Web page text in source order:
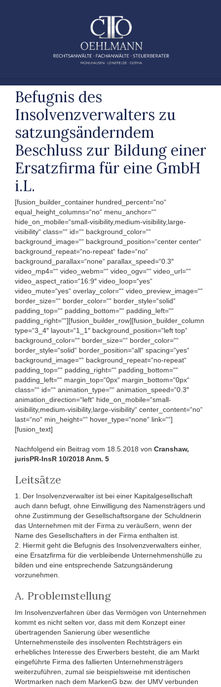
Befugnis des
Insolvenzverwalters zu
satzungsänderndem
Beschluss zur Bildung einer
Ersatzfirma für eine GmbH
i.L.
[fusion_builder_container hundred_percent=“no“
equal_height_columns=“no“ menu_anchor=““
hide_on_mobile=“small-visibility,medium-visibility,large-
visibility“ class=““ id=““ background_color=““
background_image=““ background_position=“center center“
background_repeat=“no-repeat“ fade=“no“
background_parallax=“none“ parallax_speed=“0.3″
video_mp4=““ video_webm=““ video_ogv=““ video_url=““
video_aspect_ratio=“16:9″ video_loop=“yes“
video_mute=“yes“ overlay_color=““ video_preview_image=““
border_size=““ border_color=““ border_style=“solid“
padding_top=““ padding_bottom=““ padding_left=““
padding_right=““][fusion_builder_row][fusion_builder_column
type=“3_4″ layout=“1_1″ background_position=“left top“
background_color=““ border_size=““ border_color=““
border_style=“solid“ border_position=“all“ spacing=“yes“
background_image=““ background_repeat=“no-repeat“
padding_top=““ padding_right=““ padding_bottom=““
padding_left=““ margin_top=“0px“ margin_bottom=“0px“
class=““ id=““ animation_type=““ animation_speed=“0.3″
animation_direction=“left“ hide_on_mobile=“small-
visibility,medium-visibility,large-visibility“ center_content=“no“
last=“no“ min_height=““ hover_type=“none“ link=““]
[fusion_text]
Nachfolgend ein Beitrag vom 18.5.2018 von Cranshaw,
jurisPR-InsR 10/2018 Anm. 5
Leitsätze
1. Der Insolvenzverwalter ist bei einer Kapitalgesellschaft
auch dann befugt, ohne Einwilligung des Namensträgers und
ohne Zustimmung der Gesellschaftsorgane der Schuldnerin
das Unternehmen mit der Firma zu veräußern, wenn der
Name des Gesellschafters in der Firma enthalten ist.
2. Hiermit geht die Befugnis des Insolvenzverwalters einher,
eine Ersatzfirma für die verbleibende Unternehmenshülle zu
bilden und eine entsprechende Satzungsänderung
vorzunehmen.
A. Problemstellung
Im Insolvenzverfahren über das Vermögen von Unternehmen
kommt es nicht selten vor, dass mit dem Konzept einer
übertragenden Sanierung über wesentliche
Unternehmensteile des insolventen Rechtsträgers ein
erhebliches Interesse des Erwerbers besteht, die am Markt
eingeführte Firma des fallierten Unternehmensträgers
weiterzuführen, zumal sie beispielsweise mit identischen
Wortmarken nach dem MarkenG bzw. der UMV verbunden